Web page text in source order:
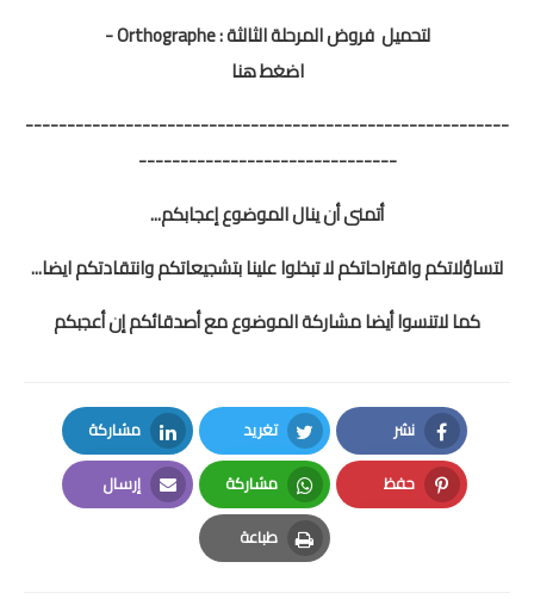
لتحميل فروض المرحلة الثالثة : Orthographe
-
اضغط هنا
----------------------------------------------------------
-------------------------------
أتمنى أن ينال الموضوع إعجابكم...
لتساؤلاتكم واقتراحاتكم لا تبخلوا علينا بتشجيعاتكم وانتقادتكم ايضا...
كما لاتنسوا أيضا مشاركة الموضوع مع أصدقائكم إن أعجبكم
نشر
Facebook
تغريد
Twitter
مشاركة
LinkedIn
حفظ
Pinterest
مشاركة
Whatsapp
إرسال
Email
طباعة
Print